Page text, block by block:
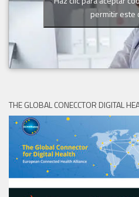
permitir este
THE GLOBAL CONECCTOR DIGITAL